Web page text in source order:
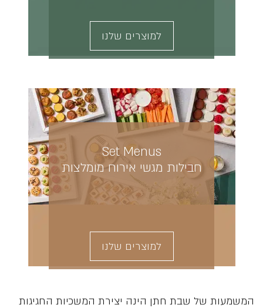
למוצרים שלנו
Set Menus
חבילות מגשי אירוח מומלצות
למוצרים שלנו
המשמעות של שבת חתן הינה יצירת המשכיות החגיגות